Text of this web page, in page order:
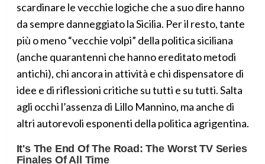
scardinare le vecchie logiche che a suo dire hanno
da sempre danneggiato la Sicilia. Per il resto, tante
più o meno “vecchie volpi” della politica siciliana
(anche quarantenni che hanno ereditato metodi
antichi), chi ancora in attività e chi dispensatore di
idee e di riflessioni critiche su tutti e su tutti. Salta
agli occhi l’assenza di Lillo Mannino, ma anche di
altri autorevoli esponenti della politica agrigentina.